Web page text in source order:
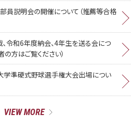
員説明会の開催について（推薦等合格
令和6年度納会、4年生を送る会につ
の方はご覧ください）
学準硬式野球選手権大会出場につい
VIEW MORE